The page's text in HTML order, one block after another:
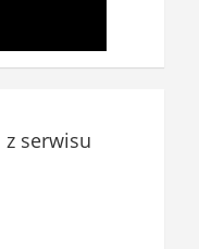
z serwisu